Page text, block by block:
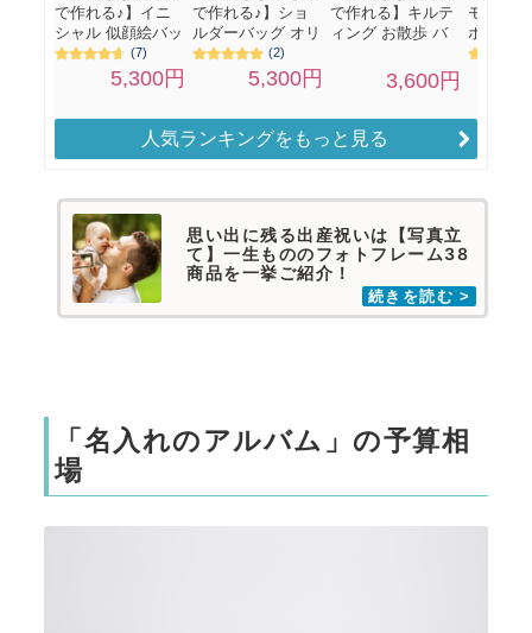
人気ランキングをもっと見る
思い出に残る出産祝いは【写真立
て】一生もののフォトフレーム38
商品を一挙ご紹介！
「名入れのアルバム」の予算相
場